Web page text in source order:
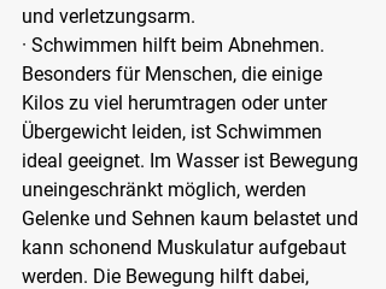
und verletzungsarm.
· Schwimmen hilft beim Abnehmen.
Besonders für Menschen, die einige
Kilos zu viel herumtragen oder unter
Übergewicht leiden, ist Schwimmen
ideal geeignet. Im Wasser ist Bewegung
uneingeschränkt möglich, werden
Gelenke und Sehnen kaum belastet und
kann schonend Muskulatur aufgebaut
werden. Die Bewegung hilft dabei,